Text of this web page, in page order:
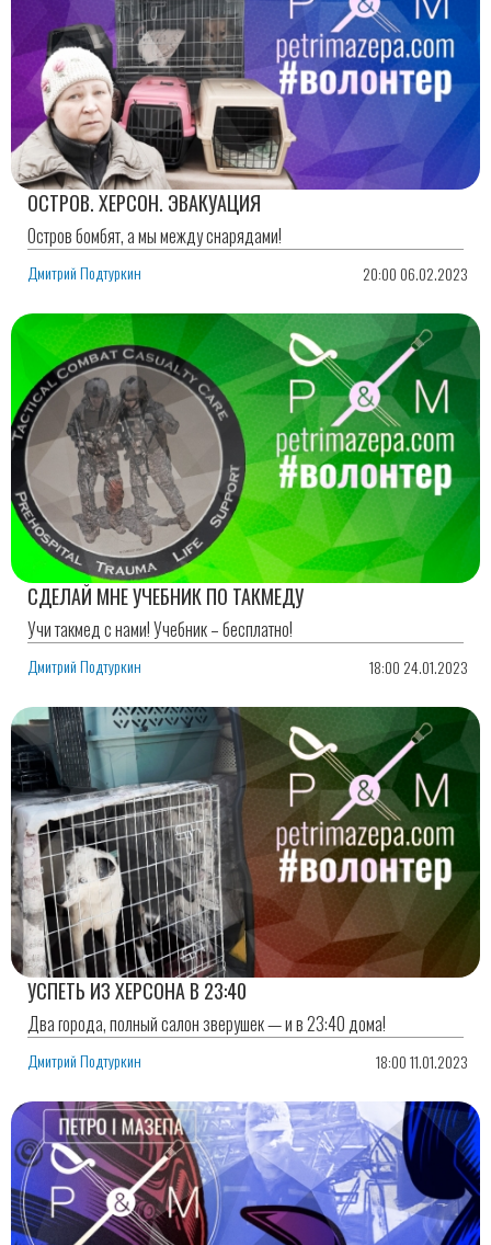
ОСТРОВ. ХЕРСОН. ЭВАКУАЦИЯ
Остров бомбят, а мы между снарядами!
Дмитрий Подтуркин 20:00 06.02.2023
СДЕЛАЙ МНЕ УЧЕБНИК ПО ТАКМЕДУ
Учи такмед с нами! Учебник – бесплатно!
Дмитрий Подтуркин 18:00 24.01.2023
УСПЕТЬ ИЗ ХЕРСОНА В 23:40
Два города, полный салон зверушек — и в 23:40 дома!
Дмитрий Подтуркин 18:00 11.01.2023